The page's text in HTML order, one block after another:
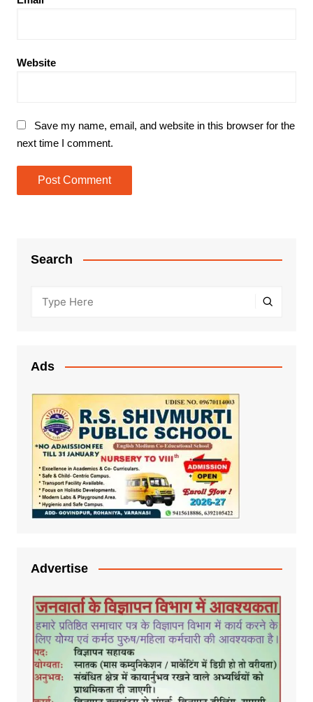
Website
Save my name, email, and website in this browser for the
next time I comment.
Search
Ads
Advertise